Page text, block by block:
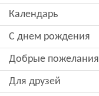
Календарь
c днем рождения
добрые пожелания
для друзей